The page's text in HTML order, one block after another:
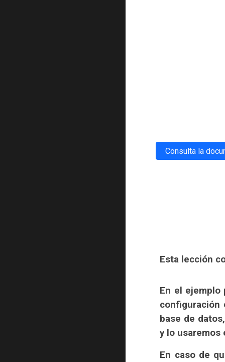
Consulta la
Esta lección
En el ejemplo
configuración
base de
y lo usaremos
En caso de